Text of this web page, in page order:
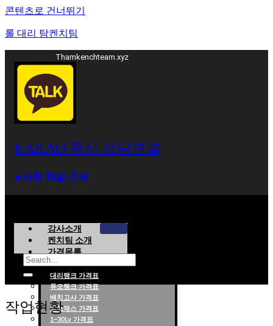
콘텐츠로 건너뛰기
롤 대리 탐켄치팀
Thamkenchteam.xyz
KAKAO 즉시 상담연결
⁕사칭 채널 주의
강사소개
켄치팀 소개
가격목록
대리랭크 가격표
듀오랭크 가격표
배치고사 가격표
롤토체스 가격표
1~30Lv 가격표
작업현황